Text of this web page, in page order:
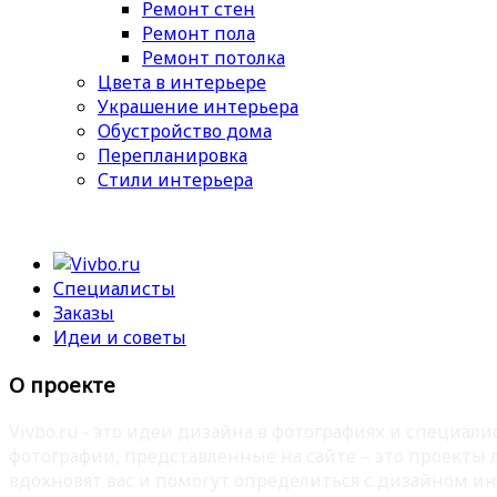
Ремонт стен
Ремонт пола
Ремонт потолка
Цвета в интерьере
Украшение интерьера
Обустройство дома
Перепланировка
Стили интерьера
Специалисты
Заказы
Идеи и советы
О проекте